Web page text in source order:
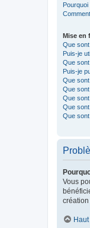
Mise en
Que
Puis-je
Que
Puis-je
Que
Que
Que
Que
Que
Vous
création
Haut